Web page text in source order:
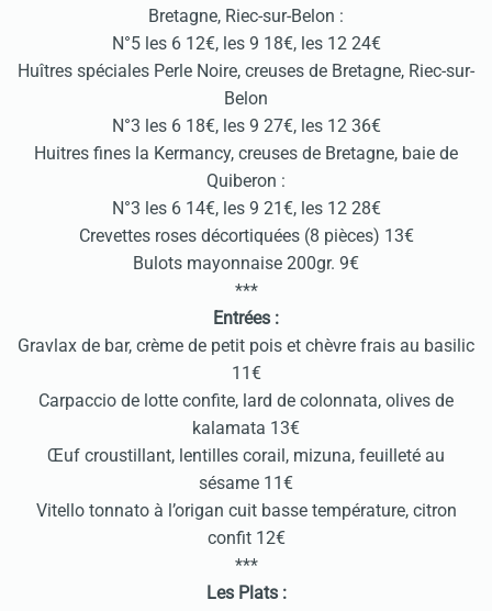
Bretagne, Riec-sur-Belon :
N°5 les 6 12€, les 9 18€, les 12 24€
Huîtres spéciales Perle Noire, creuses de Bretagne, Riec-sur-
Belon
N°3 les 6 18€, les 9 27€, les 12 36€
Huitres fines la Kermancy, creuses de Bretagne, baie de
Quiberon :
N°3 les 6 14€, les 9 21€, les 12 28€
Crevettes roses décortiquées (8 pièces) 13€
Bulots mayonnaise 200gr. 9€
***
Entrées :
Gravlax de bar, crème de petit pois et chèvre frais au basilic
11€
Carpaccio de lotte confite, lard de colonnata, olives de
kalamata 13€
Œuf croustillant, lentilles corail, mizuna, feuilleté au
sésame 11€
Vitello tonnato à l’origan cuit basse température, citron
confit 12€
***
Les Plats :